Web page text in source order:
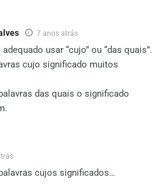
7 anos atrás
usar “cujo” ou “das quais”.
cujo significado muitos
das quais o significado
cujos significados…